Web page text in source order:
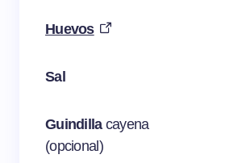
Huevos
Sal
Guindilla cayena
(opcional)